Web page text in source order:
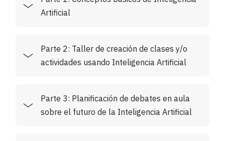
Artificial
Parte 2: Taller de creación de clases y/o
actividades usando Inteligencia Artificial
Parte 3: Planificación de debates en aula
sobre el futuro de la Inteligencia Artificial